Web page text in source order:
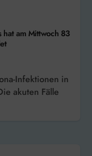
hat am Mittwoch 83
akuten Fälle